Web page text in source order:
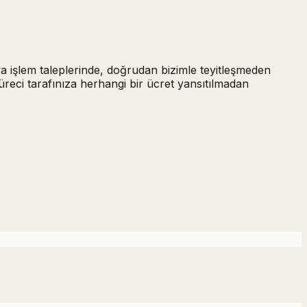
işlem taleplerinde, doğrudan bizimle teyitleşmeden
tarafınıza herhangi bir ücret yansıtılmadan